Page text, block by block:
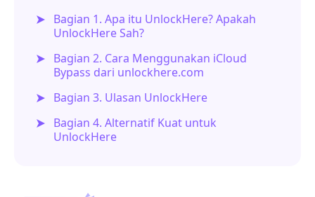
Bagian 1. Apa itu UnlockHere? Apakah
UnlockHere Sah?
Bagian 2. Cara Menggunakan iCloud
Bypass dari unlockhere.com
Bagian 3. Ulasan UnlockHere
Bagian 4. Alternatif Kuat untuk
UnlockHere